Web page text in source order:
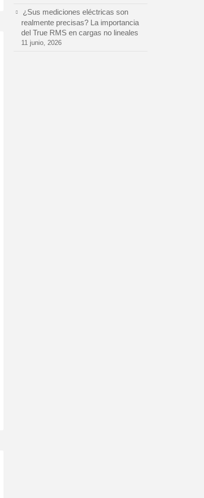
¿Sus mediciones eléctricas son
realmente precisas? La importancia
del True RMS en cargas no lineales
11 junio, 2026